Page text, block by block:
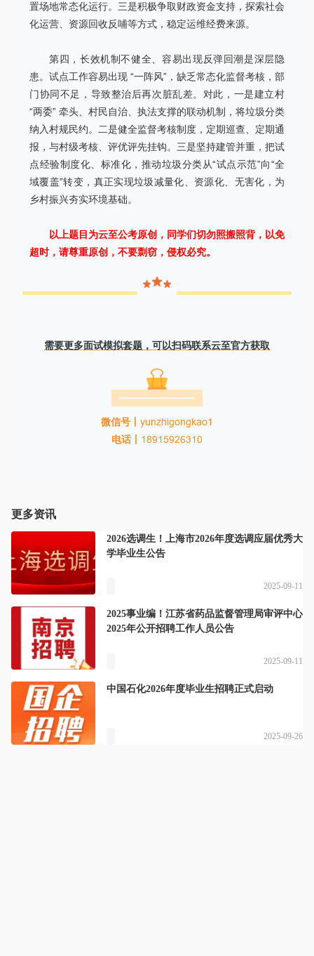
置场地常态化运行。三是积极争取财政资金支持，探索社会
化运营、资源回收反哺等方式，稳定运维经费来源。
第四，长效机制不健全、容易出现反弹回潮是深层隐
患。试点工作容易出现 “一阵风”，缺乏常态化监督考核，部
门协同不足，导致整治后再次脏乱差。对此，一是建立村
“两委” 牵头、村民自治、执法支撑的联动机制，将垃圾分类
纳入村规民约。二是健全监督考核制度，定期巡查、定期通
报，与村级考核、评优评先挂钩。三是坚持建管并重，把试
点经验制度化、标准化，推动垃圾分类从“试点示范”向“全
域覆盖”转变，真正实现垃圾减量化、资源化、无害化，为
乡村振兴夯实环境基础。
以上题目为云至公考原创，同学们切勿照搬照背，以免
超时，请尊重原创，不要剽窃，侵权必究。
需要更多面试模拟套题，可以扫码联系云至官方获取
微信号丨 yunzhigongkao1
电话丨 18915926310
更多资讯
2026选调生！上海市2026年度选调应届优秀大
学毕业生公告
2025-09-11
2025事业编！江苏省药品监督管理局审评中心
2025年公开招聘工作人员公告
2025-09-11
中国石化2026年度毕业生招聘正式启动
2025-09-26